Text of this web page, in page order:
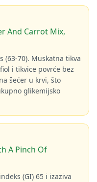
And Carrot Mix,
(63-70). Muskatna tikva
i tikvice povrće bez
šećer u krvi, što
glikemijsko
A Pinch Of
(GI) 65 i izaziva